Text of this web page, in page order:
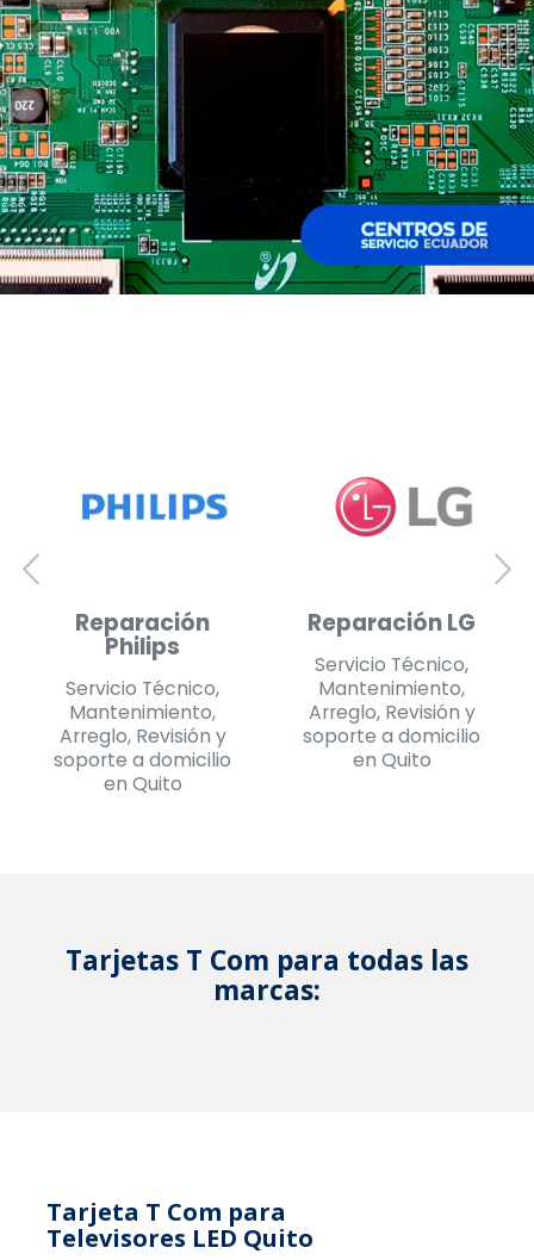
Reparación
Daewoo
Servicio Técnico,
Mantenimiento,
Arreglo, Revisión y
soporte a domicilio
en Quito
Reparación
Challenger
Servicio Técnico,
Mantenimiento,
Arreglo, Revisión y
soporte a domicilio
Tarjetas T Com para todas las
marcas:
Tarjeta T Com para
Televisores LED Quito